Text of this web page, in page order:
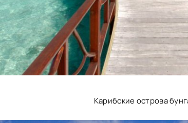
Карибские острова